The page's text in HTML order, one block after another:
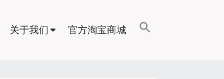
关于我们 官方淘宝商城